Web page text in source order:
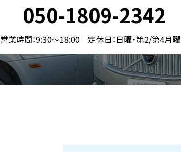
050-1809-2342
営業時間：9:30〜18:00 定休日：日曜・第2/第4月曜